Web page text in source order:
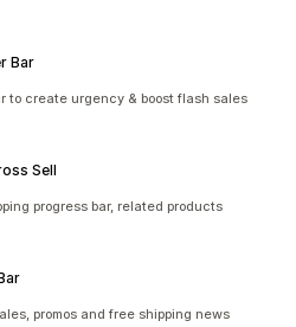
Bar
to create urgency & boost flash sales
Sell
progress bar, related products
promos and free shipping news